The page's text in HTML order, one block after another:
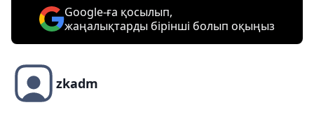
Google-ға қосылып,
жаңалықтарды бірінші болып оқыңыз
zkadm